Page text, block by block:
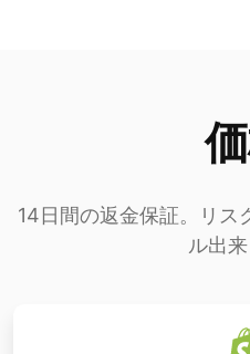
14日間の返金保証。リス
ル出来